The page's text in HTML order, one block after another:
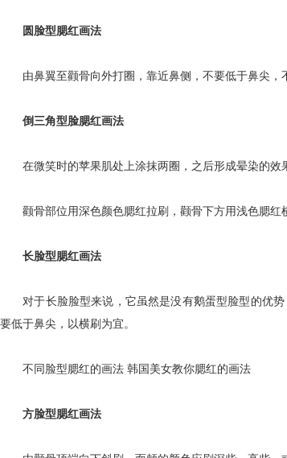
圆脸型腮红画法
由鼻翼至颧骨向外打圈，靠近鼻侧，不要低于鼻尖，
倒三角型脸腮红画法
在微笑时的苹果肌处上涂抹两圈，之后形成晕染的效
颧骨部位用深色颜色腮红拉刷，颧骨下方用浅色腮红
长脸型腮红画法
对于长脸脸型来说，它虽然是没有鹅蛋型脸型的优势
要低于鼻尖，以横刷为宜。
不同脸型腮红的画法 韩国美女教你腮红的画法
方脸型腮红画法